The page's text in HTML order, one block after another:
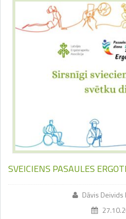
SVEICIENS PASAULES
Dāvis